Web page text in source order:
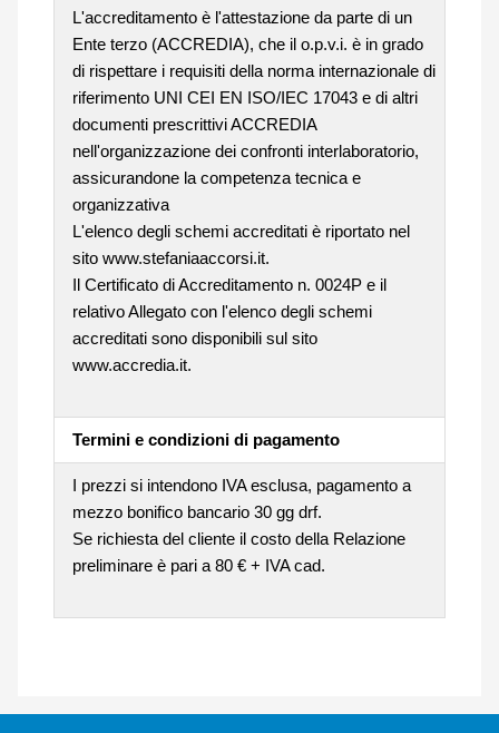
L'accreditamento è l'attestazione da parte di un
Ente terzo (ACCREDIA), che il o.p.v.i. è in grado
di rispettare i requisiti della norma internazionale di
riferimento UNI CEI EN ISO/IEC 17043 e di altri
documenti prescrittivi ACCREDIA
nell'organizzazione dei confronti interlaboratorio,
assicurandone la competenza tecnica e
organizzativa
L'elenco degli schemi accreditati è riportato nel
sito www.stefaniaaccorsi.it.
Il Certificato di Accreditamento n. 0024P e il
relativo Allegato con l'elenco degli schemi
accreditati sono disponibili sul sito
www.accredia.it.
Termini e condizioni di pagamento
I prezzi si intendono IVA esclusa, pagamento a
mezzo bonifico bancario 30 gg drf.
Se richiesta del cliente il costo della Relazione
preliminare è pari a 80 € + IVA cad.